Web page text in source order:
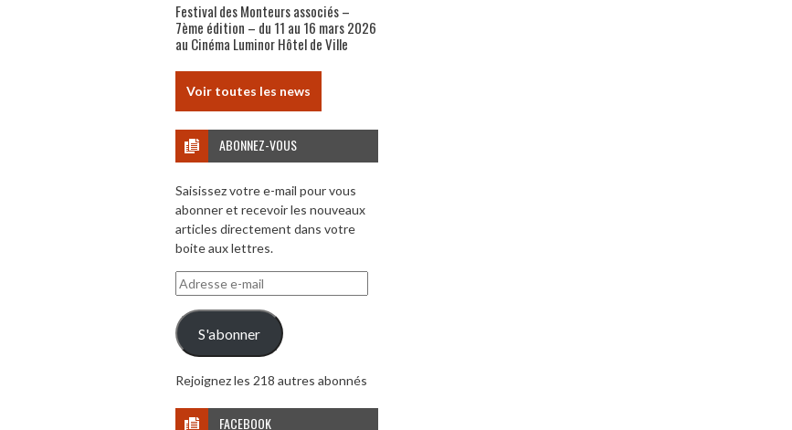
Festival des Monteurs associés –
7ème édition – du 11 au 16 mars 2026
au Cinéma Luminor Hôtel de Ville
Voir toutes les news
ABONNEZ-VOUS
Saisissez votre e-mail pour vous
abonner et recevoir les nouveaux
articles directement dans votre
boite aux lettres.
Adresse
e-
mail
S'abonner
Rejoignez les 218 autres abonnés
FACEBOOK